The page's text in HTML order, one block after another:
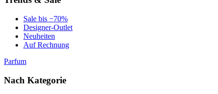
Sale bis −70%
Designer-Outlet
Neuheiten
Auf Rechnung
Parfum
Nach Kategorie